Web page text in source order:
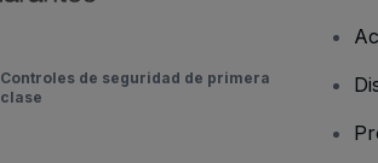
Controles de seguridad de primera
clase